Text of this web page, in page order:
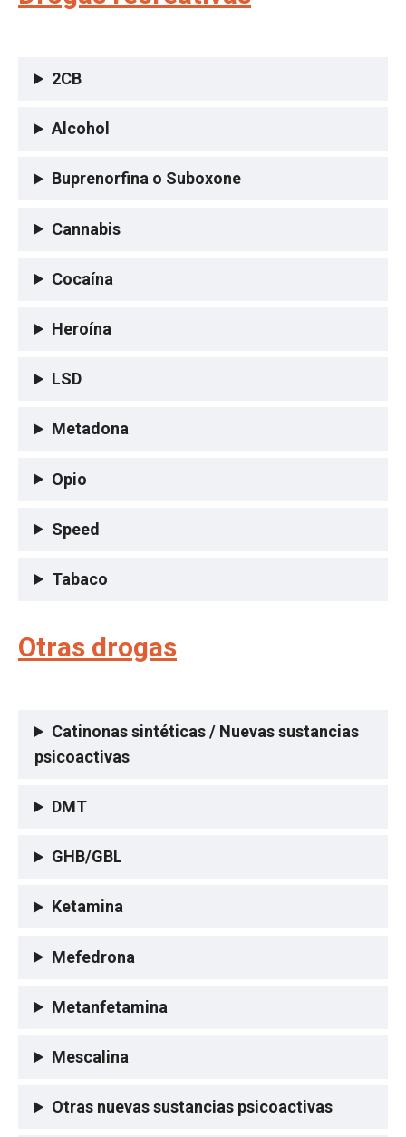
2CB
Alcohol
Buprenorfina o Suboxone
Cannabis
Cocaína
Heroína
LSD
Metadona
Opio
Speed
Tabaco
Otras drogas
Catinonas sintéticas / Nuevas sustancias
psicoactivas
DMT
GHB/GBL
Ketamina
Mefedrona
Metanfetamina
Mescalina
Otras nuevas sustancias psicoactivas